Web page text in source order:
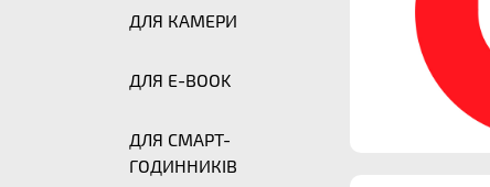
ДЛЯ КАМЕРИ
ДЛЯ E-BOOK
ДЛЯ СМАРТ-
ГОДИННИКІВ